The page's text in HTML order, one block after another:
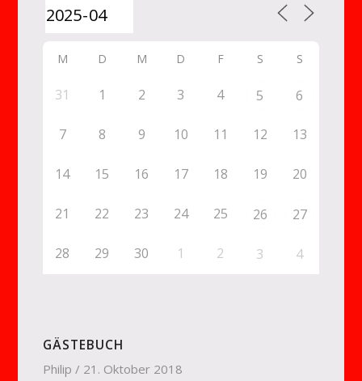
M D M D F S S
31 1 2 3 4 5 6
7 8 9 10 11 12 13
14 15 16 17 18 19 20
21 22 23 24 25 26 27
28 29 30 1 2 3 4
GÄSTEBUCH
Philip / 21. Oktober 2018